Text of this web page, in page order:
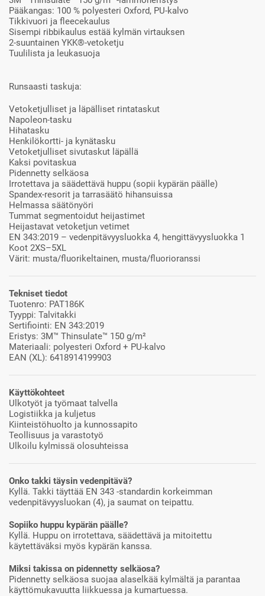
Pääkangas: 100 % polyesteri Oxford, PU-kalvo
Tikkivuori ja fleecekaulus
Sisempi ribbikaulus estää kylmän virtauksen
2-suuntainen YKK®-vetoketju
Tuulilista ja leukasuoja
Runsaasti taskuja:
Vetoketjulliset ja läpälliset rintataskut
Napoleon-tasku
Hihatasku
Henkilökortti- ja kynätasku
Vetoketjulliset sivutaskut läpällä
Kaksi povitaskua
Pidennetty selkäosa
Irrotettava ja säädettävä huppu (sopii kypärän päälle)
Spandex-resorit ja tarrasäätö hihansuissa
Helmassa säätönyöri
Tummat segmentoidut heijastimet
Heijastavat vetoketjun vetimet
EN 343:2019 – vedenpitävyysluokka 4, hengittävyysluokka 1
Koot 2XS–5XL
Värit: musta/fluorikeltainen, musta/fluorioranssi
Tekniset tiedot
Tuotenro: PAT186K
Tyyppi: Talvitakki
Sertifiointi: EN 343:2019
Eristys: 3M™ Thinsulate™ 150 g/m²
Materiaali: polyesteri Oxford + PU-kalvo
EAN (XL): 6418914199903
Käyttökohteet
Ulkotyöt ja työmaat talvella
Logistiikka ja kuljetus
Kiinteistöhuolto ja kunnossapito
Teollisuus ja varastotyö
Ulkoilu kylmissä olosuhteissa
Onko takki täysin vedenpitävä?
Kyllä. Takki täyttää EN 343 -standardin korkeimman
vedenpitävyysluokan (4), ja saumat on teipattu.
Sopiiko huppu kypärän päälle?
Kyllä. Huppu on irrotettava, säädettävä ja mitoitettu
käytettäväksi myös kypärän kanssa.
Miksi takissa on pidennetty selkäosa?
Pidennetty selkäosa suojaa alaselkää kylmältä ja parantaa
käyttömukavuutta liikkuessa ja kumartuessa.